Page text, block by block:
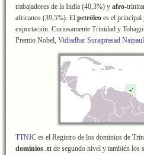
trabajadores de la India (40,3%) y afro-
africanos (39,5%). El petróleo es el principal
exportación. Curiosamente Trinidad y
Premio Nobel, Vidiadhar Surajprasad Naipaul
TTNIC es el Registro de los dominios de
dominios .tt de segundo nivel y también los